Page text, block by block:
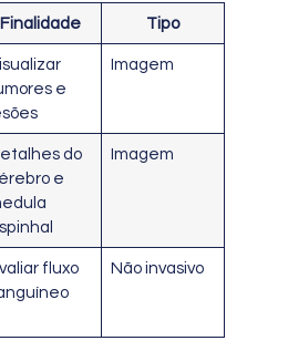
Finalidade Tipo
e
Imagem
do
e
Imagem
fluxo
Não invasivo